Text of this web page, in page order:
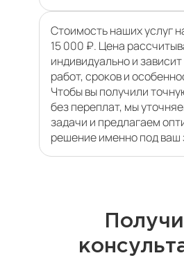
Стоимость наших услуг
15 000 ₽. Цена
индивидуально и
работ, сроков и
Чтобы вы получили
без переплат, мы
задачи и предлагаем
решение именно под ваш